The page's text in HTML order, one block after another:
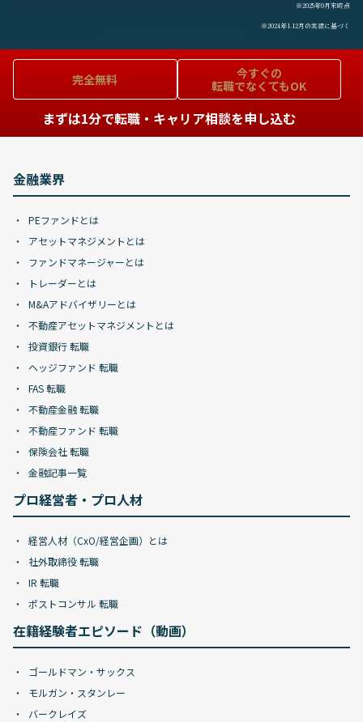
※2025年9月末時点
※2024年1-12月の実績に基づく
完全無料
今すぐの
転職でなくてもOK
まずは1分で転職・キャリア相談を申し込む
金融業界
PEファンドとは
アセットマネジメントとは
ファンドマネージャーとは
トレーダーとは
M&Aアドバイザリーとは
不動産アセットマネジメントとは
投資銀行 転職
ヘッジファンド 転職
FAS 転職
不動産金融 転職
不動産ファンド 転職
保険会社 転職
金融記事一覧
プロ経営者・プロ人材
経営人材（CxO/経営企画）とは
社外取締役 転職
IR 転職
ポストコンサル 転職
在籍経験者エピソード（動画）
ゴールドマン・サックス
モルガン・スタンレー
バークレイズ